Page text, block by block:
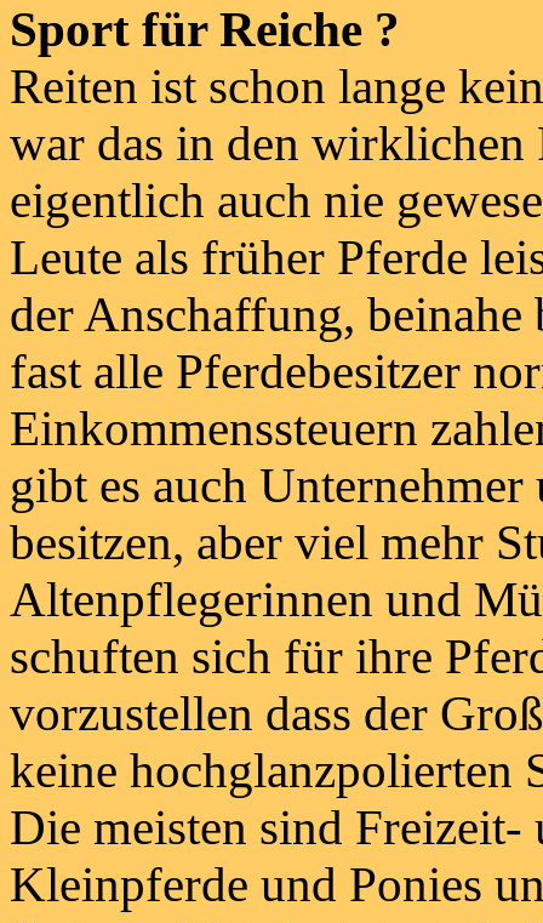
Sport für Reiche ?
Reiten ist schon lange
war das in den wirklichen
eigentlich auch nie
Leute als früher Pferde
der Anschaffung,
fast alle Pferdebesitzer
Einkommenssteuern
gibt es auch
besitzen, aber viel mehr
Altenpflegerinnen und
schuften sich für ihre
vorzustellen dass der
keine hochglanzpolierten
Die meisten sind
Kleinpferde und Ponies